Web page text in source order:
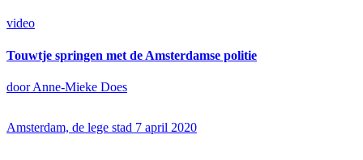
video
Touwtje springen met de Amsterdamse politie
door Anne-Mieke Does
Amsterdam, de lege stad 7 april 2020